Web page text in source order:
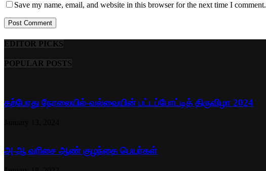
Save my name, email, and website in this browser for the next time I comment.
EDITOR PICKS
POPULAR POSTS
தற்போது நேரலையில்-வல்வையின் பட்டப்போட்டித் திருவிழா 2024
அ-ஆ வரிசை ஆண் குழந்தை பெயர்கள்